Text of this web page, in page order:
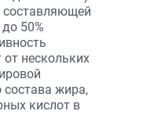
50%
нескольких
состава жира,
кислот в